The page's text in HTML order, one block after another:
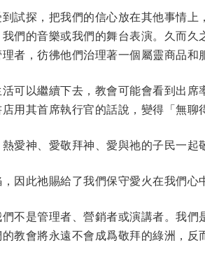
試探，把我們的信心放在其他事情
們的音樂或我們的舞台表演。久而久
者，彷彿他們治理著一個屬靈商品和
可以繼續下去，教會可能會看到出
用其首席執行官的話說，變得「無聊
愛神、愛敬拜神、愛與祂的子民一起
因此祂賜給了我們保守愛火在我們心
不是管理者、營銷者或演講者。我
教會將永遠不會成爲敬拜的綠洲，反